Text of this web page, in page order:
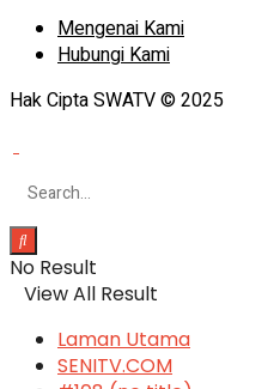
Mengenai Kami
Hubungi Kami
Hak Cipta SWATV © 2025
No Result
View All Result
Laman Utama
SENITV.COM